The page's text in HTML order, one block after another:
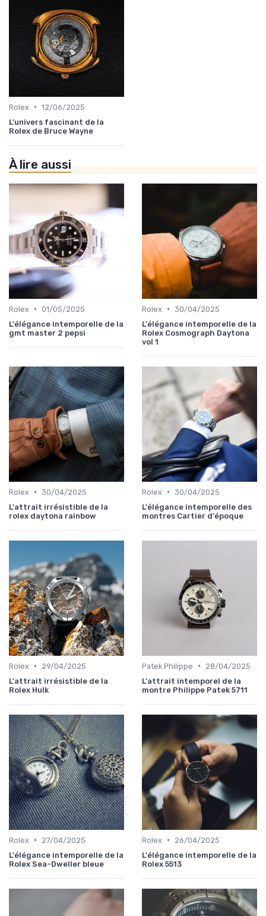
Rolex • 12/06/2025
L'univers fascinant de la
Rolex de Bruce Wayne
À lire aussi
Rolex • 01/05/2025
L'élégance intemporelle de la
gmt master 2 pepsi
Rolex • 30/04/2025
L'élégance intemporelle de la
Rolex Cosmograph Daytona
vol 1
Rolex • 30/04/2025
L'attrait irrésistible de la
rolex daytona rainbow
Rolex • 30/04/2025
L'élégance intemporelle des
montres Cartier d'époque
Rolex •
29/04/2025
L'attrait irrésistible de la
Rolex Hulk
Patek Philippe •
28/04/2025
L'attrait intemporel de la
montre Philippe Patek 5711
Rolex •
27/04/2025
L'élégance intemporelle de la
Rolex Sea-Dweller bleue
Rolex •
26/04/2025
L'élégance intemporelle de la
Rolex 5513